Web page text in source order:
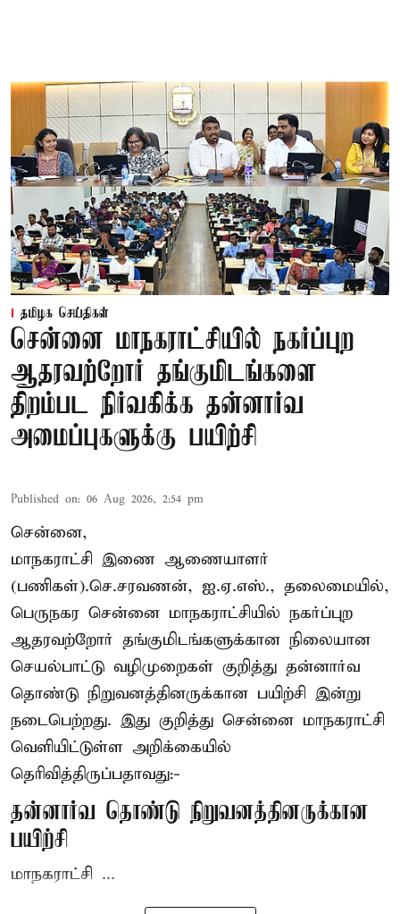
தமிழக செய்திகள்
சென்னை மாநகராட்சியில் நகர்ப்புற
ஆதரவற்றோர் தங்குமிடங்களை
திறம்பட நிர்வகிக்க தன்னார்வ
அமைப்புகளுக்கு பயிற்சி
Published on: 06 Aug 2026, 2:54 pm
சென்னை,
மாநகராட்சி இணை ஆணையாளர்
(பணிகள்).செ.சரவணன், ஐ.ஏ.எஸ்., தலைமையில்,
பெருநகர சென்னை மாநகராட்சியில் நகர்ப்புற
ஆதரவற்றோர் தங்குமிடங்களுக்கான நிலையான
செயல்பாட்டு வழிமுறைகள் குறித்து தன்னார்வ
தொண்டு நிறுவனத்தினருக்கான பயிற்சி இன்று
நடைபெற்றது. இது குறித்து சென்னை மாநகராட்சி
வெளியிட்டுள்ள அறிக்கையில்
தெரிவித்திருப்பதாவது:-
தன்னார்வ தொண்டு நிறுவனத்தினருக்கான
பயிற்சி
மாநகராட்சி ...